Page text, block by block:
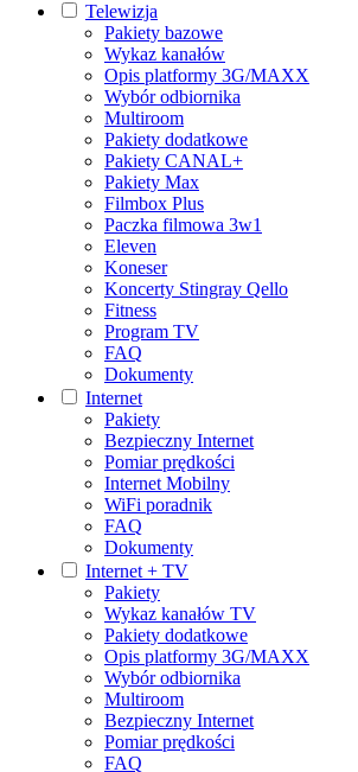
Telewizja
Pakiety bazowe
Wykaz kanałów
Opis platformy 3G/MAXX
Wybór odbiornika
Multiroom
Pakiety dodatkowe
Pakiety CANAL+
Pakiety Max
Filmbox Plus
Paczka filmowa 3w1
Eleven
Koneser
Koncerty Stingray Qello
Fitness
Program TV
FAQ
Dokumenty
Internet
Pakiety
Bezpieczny Internet
Pomiar prędkości
Internet Mobilny
WiFi poradnik
FAQ
Dokumenty
Internet + TV
Pakiety
Wykaz kanałów TV
Pakiety dodatkowe
Opis platformy 3G/MAXX
Wybór odbiornika
Multiroom
Bezpieczny Internet
Pomiar prędkości
FAQ